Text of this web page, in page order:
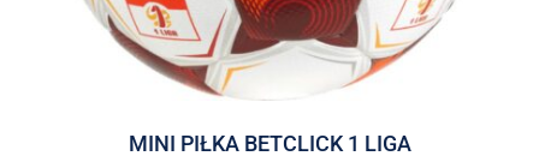
MINI PIŁKA BETCLICK 1 LIGA